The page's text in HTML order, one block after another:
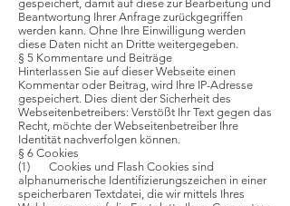
gespeichert, damit auf diese zur Bearbeitung und
Beantwortung Ihrer Anfrage zurückgegriffen
werden kann. Ohne Ihre Einwilligung werden
diese Daten nicht an Dritte weitergegeben.
§ 5 Kommentare und Beiträge
Hinterlassen Sie auf dieser Webseite einen
Kommentar oder Beitrag, wird Ihre IP-Adresse
gespeichert. Dies dient der Sicherheit des
Webseitenbetreibers: Verstößt Ihr Text gegen das
Recht, möchte der Webseitenbetreiber Ihre
Identität nachverfolgen können.
§ 6 Cookies
(1) Cookies und Flash Cookies sind
alphanumerische Identifizierungszeichen in einer
speicherbaren Textdatei, die wir mittels Ihres